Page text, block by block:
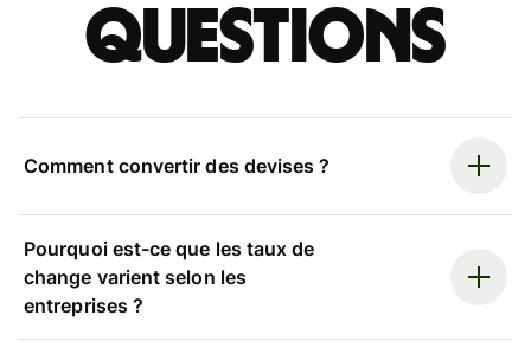
questions
Comment convertir des devises ?
Pourquoi est-ce que les taux de
change varient selon les
entreprises ?